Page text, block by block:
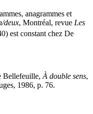
anagrammes et
deux, Montréal, revue Les
) est constant chez De
Bellefeuille, À double sens,
1986, p. 76.